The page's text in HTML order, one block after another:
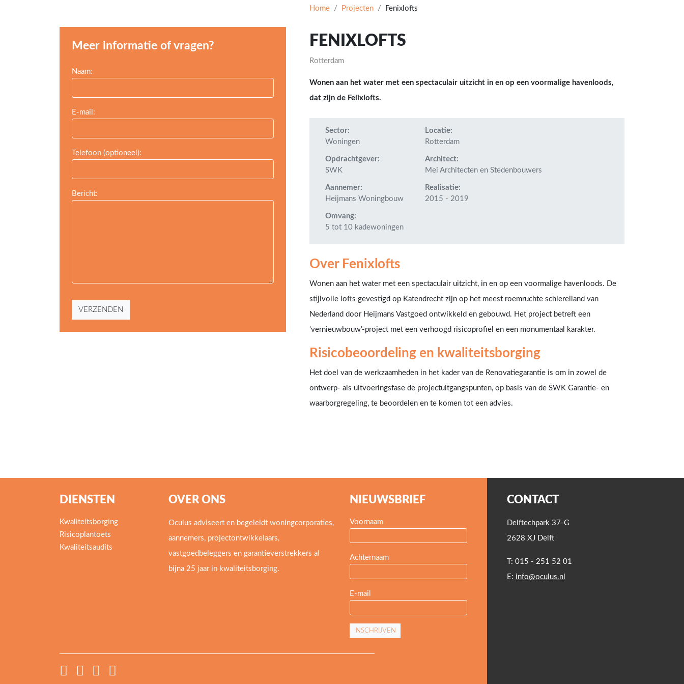
Home Projecten Fenixlofts
FENIXLOFTS
Rotterdam
Wonen aan het water met een spectaculair uitzicht in en op een voormalige havenloods,
dat zijn de Felixlofts.
Sector:
Woningen
Locatie:
Rotterdam
Opdrachtgever:
SWK
Architect:
Mei Architecten en Stedenbouwers
Aannemer:
Heijmans Woningbouw
Realisatie:
2015 - 2019
Omvang:
5 tot 10 kadewoningen
Over Fenixlofts
Wonen aan het water met een spectaculair uitzicht, in en op een voormalige havenloods. De
stijlvolle lofts gevestigd op Katendrecht zijn op het meest roemruchte schiereiland van
Nederland door Heijmans Vastgoed ontwikkeld en gebouwd. Het project betreft een
‘vernieuwbouw’-project met een verhoogd risicoprofiel en een monumentaal karakter.
Risicobeoordeling en kwaliteitsborging
Het doel van de werkzaamheden in het kader van de Renovatiegarantie is om in zowel de
ontwerp- als uitvoeringsfase de projectuitgangspunten, op basis van de SWK Garantie- en
waarborgregeling, te beoordelen en te komen tot een advies.
Meer informatie of vragen?
Leave
field
blank
Naam:
E-mail:
Telefoon (optioneel):
Bericht:
VERZENDEN
DIENSTEN
Kwaliteitsborging
Risicoplantoets
Kwaliteitsaudits
OVER ONS
Oculus adviseert en begeleidt woningcorporaties,
aannemers, projectontwikkelaars,
vastgoedbeleggers en garantieverstrekkers al
bijna 25 jaar in kwaliteitsborging.
NIEUWSBRIEF
Voornaam
Achternaam
E-mail
INSCHRIJVEN
CONTACT
Delftechpark 37-G
2628 XJ Delft
T: 015 - 251 52 01
E: info@oculus.nl